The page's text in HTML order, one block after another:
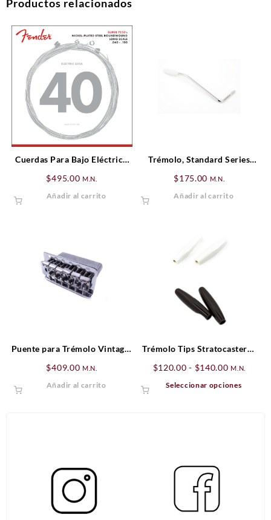
Productos relacionados
Cuerdas Para Bajo Eléctrico
$495.00 M.N.
Añadir al carrito
Trémolo, Standard Series
$175.00 M.N.
Añadir al carrito
Puente para Trémolo Vintage-
Stratocaster® (’06-Presente),
Zurdo, Cromado
$409.00 M.N.
Añadir al carrito
Trémolo Tips Stratocaster®,
$120.00 - $140.00Rango
M.N.
Seleccionar opciones